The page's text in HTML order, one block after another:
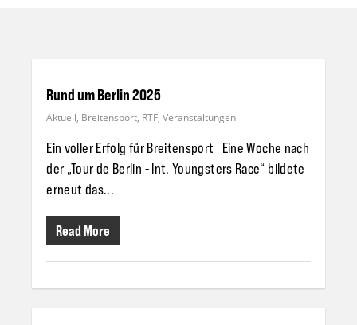
Rund um Berlin 2025
Aktuell, Breitensport, RTF,Veranstaltungen
Ein voller Erfolg für Breitensport Eine Woche nach
der „Tour de Berlin - Int. Youngsters Race“ bildete
erneut das...
Read More